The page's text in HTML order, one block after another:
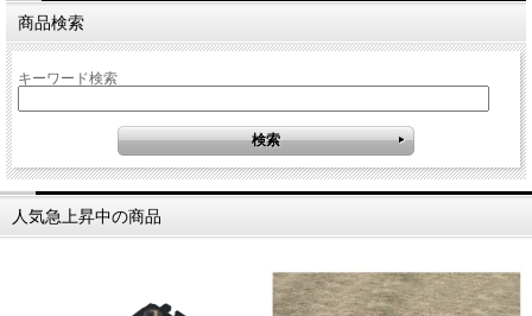
商品検索
キーワード検索
人気急上昇中の商品